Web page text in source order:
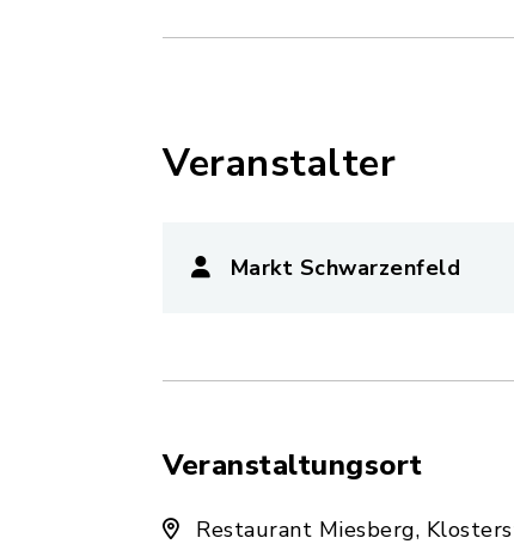
Veranstalter
Markt Schwarzenfeld
Veranstaltungsort
Restaurant Miesberg,